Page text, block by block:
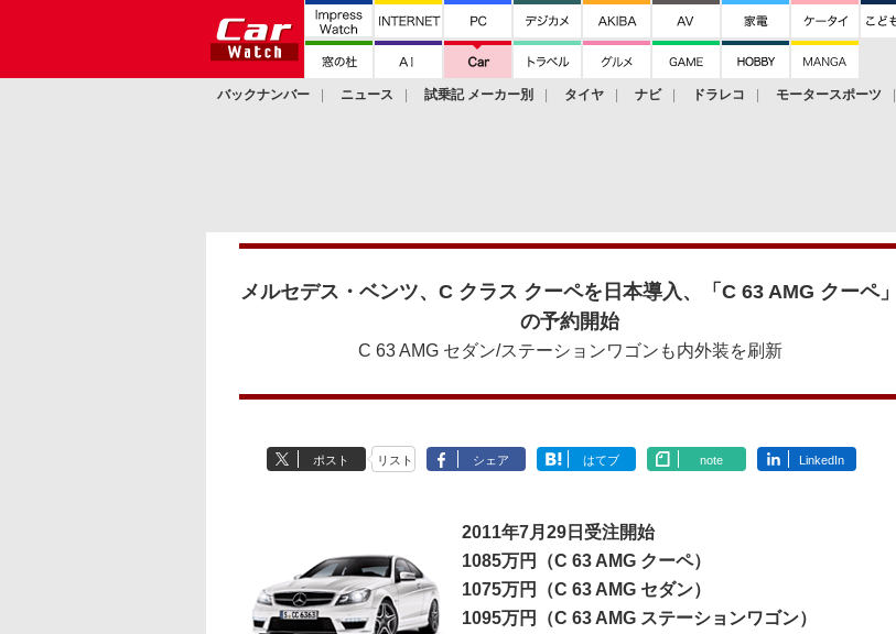
バックナンバー ニュース 試乗記 メーカー別 タイヤ ナビ ドラレコ モータースポーツ
メルセデス・ベンツ、C クラス クーペを日本導入、「C 63 AMG クーペ」
の予約開始
C 63 AMG セダン/ステーションワゴンも内外装を刷新
ポスト リスト シェア はてブ note LinkedIn
2011年7月29日受注開始
1085万円（C 63 AMG クーペ）
1075万円（C 63 AMG セダン）
1095万円（C 63 AMG ステーションワゴン）